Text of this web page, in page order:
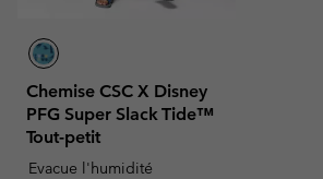
Chemise CSC X Disney
PFG Super Slack Tide™
Tout-petit
Evacue l'humidité